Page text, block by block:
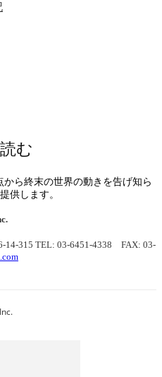
む
から終末の世界の動きを告げ知ら
供します。
14-315 TEL: 03-6451-4338 FAX: 03-